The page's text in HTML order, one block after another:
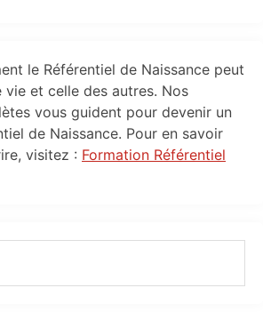
le Référentiel de Naissance peut
et celle des autres. Nos
vous guident pour devenir un
de Naissance. Pour en savoir
visitez : Formation Référentiel